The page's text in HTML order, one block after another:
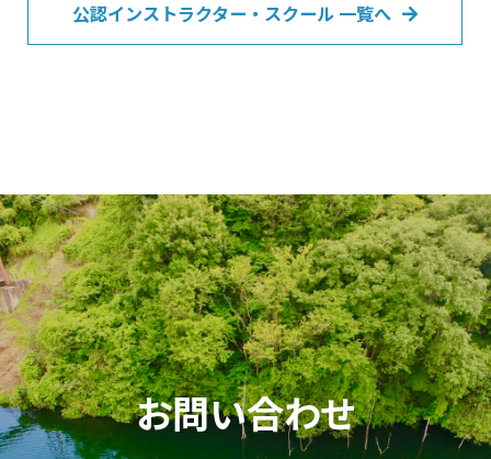
公認インストラクター・スクール 一覧へ
お問い合わせ